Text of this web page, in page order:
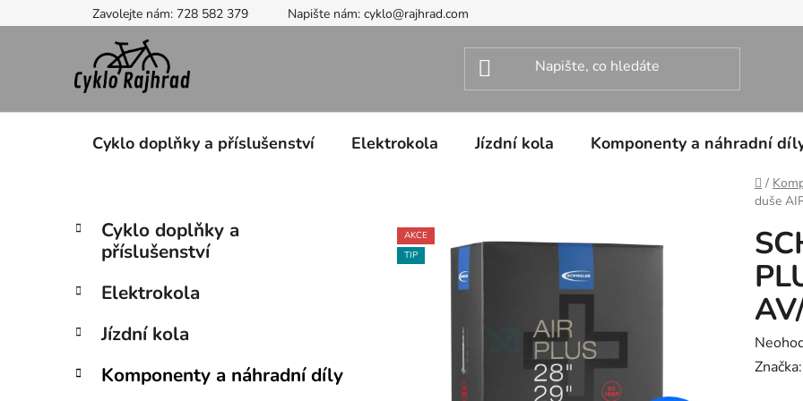
na
Zavolejte nám: 728 582 379 Napište nám: cyklo@rajhrad.com
Cyklo doplňky a příslušenství Elektrokola Jízdní kola Komponenty a náhradní
Domů
/
duše
P
t
a
n
Přeskočit
kategorie
K
a
g
r
e
Cyklo doplňky a
příslušenství
Elektrokola
Jízdní kola
Komponenty a náhradní díly
Značka:
AKCE
TIP